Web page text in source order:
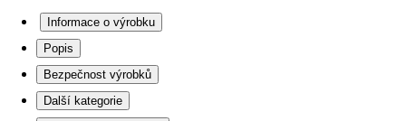
Informace o výrobku
Popis
Bezpečnost výrobků
Další kategorie